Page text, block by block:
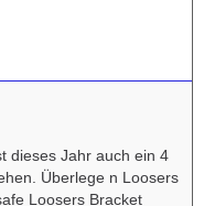
dieses Jahr auch ein 4
Überlege n Loosers
Loosers Bracket